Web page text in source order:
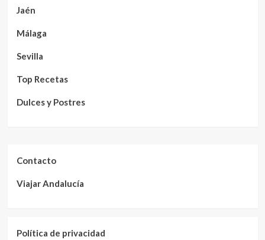
Jaén
Málaga
Sevilla
Top Recetas
Dulces y Postres
Contacto
Viajar Andalucía
Política de privacidad